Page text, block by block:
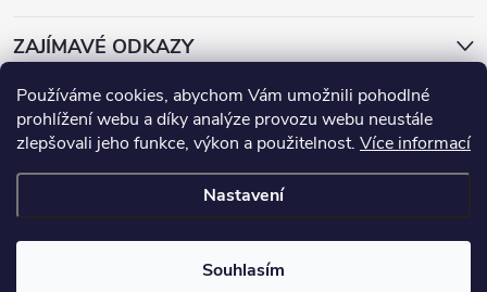
Používáme cookies, abychom Vám umožnili pohodlné
prohlížení webu a díky analýze provozu webu neustále
zlepšovali jeho funkce, výkon a použitelnost. Více informací
Nastavení
Souhlasím
ZAJÍMAVÉ ODKAZY
Přijímáme online platby
Copyright 2026E-lenovo. Všechna práva vyhrazena.